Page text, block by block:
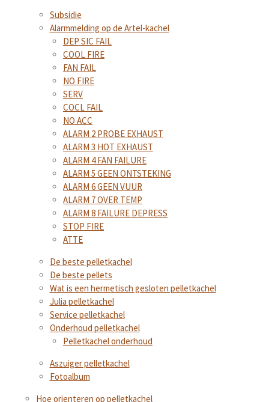
Subsidie
Alarmmelding op de Artel-kachel
DEP SIC FAIL
COOL FIRE
FAN FAIL
NO FIRE
SERV
COCL FAIL
NO ACC
ALARM 2 PROBE EXHAUST
ALARM 3 HOT EXHAUST
ALARM 4 FAN FAILURE
ALARM 5 GEEN ONTSTEKING
ALARM 6 GEEN VUUR
ALARM 7 OVER TEMP
ALARM 8 FAILURE DEPRESS
STOP FIRE
ATTE
De beste pelletkachel
De beste pellets
Wat is een hermetisch gesloten pelletkachel
Julia pelletkachel
Service pelletkachel
Onderhoud pelletkachel
Pelletkachel onderhoud
Aszuiger pelletkachel
Fotoalbum
Hoe orienteren op pelletkachel